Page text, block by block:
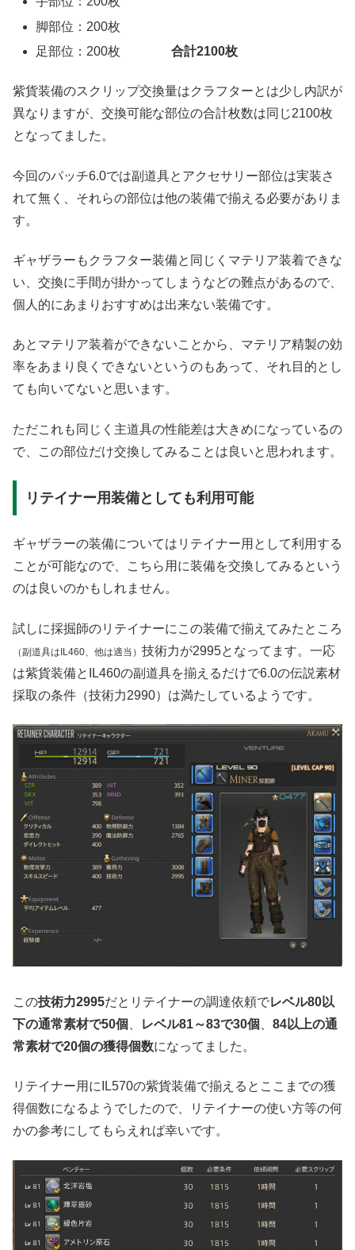
脚部位：200枚
足部位：200枚合計2100枚
紫貨装備のスクリップ交換量はクラフターとは少し内訳が
異なりますが、交換可能な部位の合計枚数は同じ2100枚
となってました。
今回のパッチ6.0では副道具とアクセサリー部位は実装さ
れて無く、それらの部位は他の装備で揃える必要がありま
す。
ギャザラーもクラフター装備と同じくマテリア装着できな
い、交換に手間が掛かってしまうなどの難点があるので、
個人的にあまりおすすめは出来ない装備です。
あとマテリア装着ができないことから、マテリア精製の効
率をあまり良くできないというのもあって、それ目的とし
ても向いてないと思います。
ただこれも同じく主道具の性能差は大きめになっているの
で、この部位だけ交換してみることは良いと思われます。
リテイナー用装備としても利用可能
ギャザラーの装備についてはリテイナー用として利用する
ことが可能なので、こちら用に装備を交換してみるという
のは良いのかもしれません。
試しに採掘師のリテイナーにこの装備で揃えてみたところ
（副道具はIL460、他は適当） 技術力が2995となってます。一応
は紫貨装備とIL460の副道具を揃えるだけで6.0の伝説素材
採取の条件（技術力2990）は満たしているようです。
この技術力2995だとリテイナーの調達依頼でレベル80以
下の通常素材で50個
レベル81～83で30個
84以上の通
常素材で20個の獲得個数になってました。
リテイナー用にIL570の紫貨装備で揃えるとここまでの獲
得個数になるようでしたので、リテイナーの使い方等の何
かの参考にしてもらえれば幸いです。